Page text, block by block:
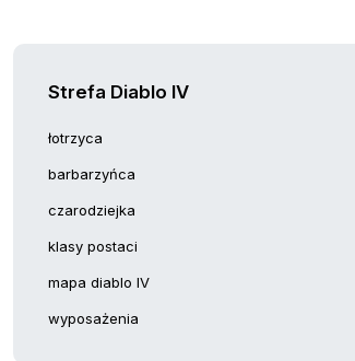
Strefa Diablo IV
łotrzyca
barbarzyńca
czarodziejka
klasy postaci
mapa diablo IV
wyposażenia